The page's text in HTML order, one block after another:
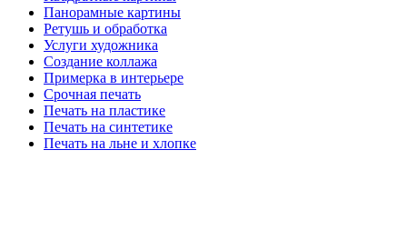
Панорамные картины
Ретушь и обработка
Услуги художника
Создание коллажа
Примерка в интерьере
Срочная печать
Печать на пластике
Печать на синтетике
Печать на льне и хлопке